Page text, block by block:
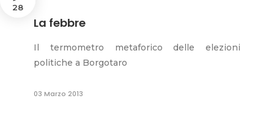
28
La febbre
Il termometro metaforico delle elezioni
politiche a Borgotaro
03 Marzo 2013